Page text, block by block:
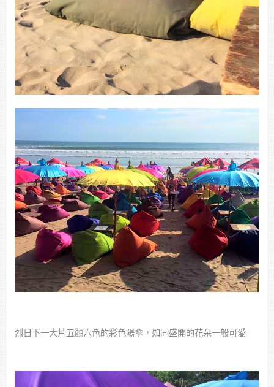
烈日下一大片五顏六色的彩色陽傘，如同盛開的花朵一般可愛